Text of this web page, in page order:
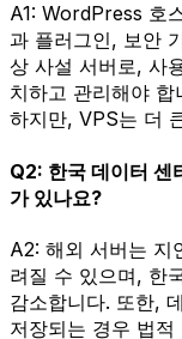
A1: WordPress 호
과 플러그인, 보안
상 사설 서버로, 사
치하고 관리해야
하지만, VPS는 더
Q2: 한국 데이터 센
가 있나요?
A2: 해외 서버는 지
려질 수 있으며, 한
감소합니다. 또한,
저장되는 경우 법